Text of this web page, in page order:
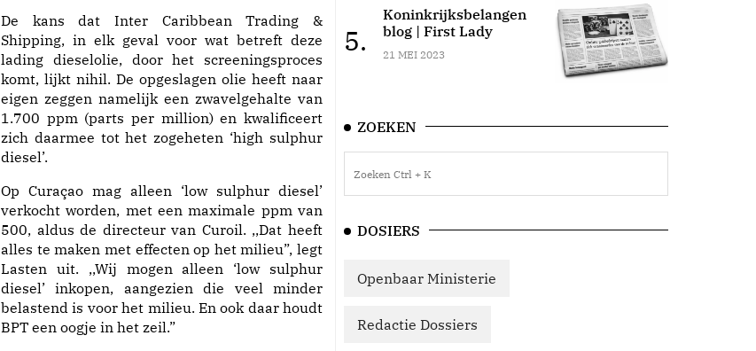
De kans dat Inter Caribbean Trading &
Shipping, in elk geval voor wat betreft deze
lading dieselolie, door het screeningsproces
komt, lijkt nihil. De opgeslagen olie heeft naar
eigen zeggen namelijk een zwavelgehalte van
1.700 ppm (parts per million) en kwalificeert
zich daarmee tot het zogeheten ‘high sulphur
diesel’.
Op Curaçao mag alleen ‘low sulphur diesel’
verkocht worden, met een maximale ppm van
500, aldus de directeur van Curoil. ,,Dat heeft
alles te maken met effecten op het milieu”, legt
Lasten uit. ,,Wij mogen alleen ‘low sulphur
diesel’ inkopen, aangezien die veel minder
belastend is voor het milieu. En ook daar houdt
BPT een oogje in het zeil.”
5.
Koninkrijksbelangen
blog | First Lady
21 MEI 2023
ZOEKEN
DOSIERS
Openbaar Ministerie
Redactie Dossiers